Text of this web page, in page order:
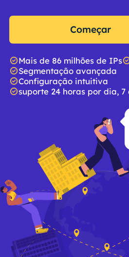
Começar
Mais de 86 milhões de IPs
Segmentação avançada
Configuração intuitiva
suporte 24 horas por dia,